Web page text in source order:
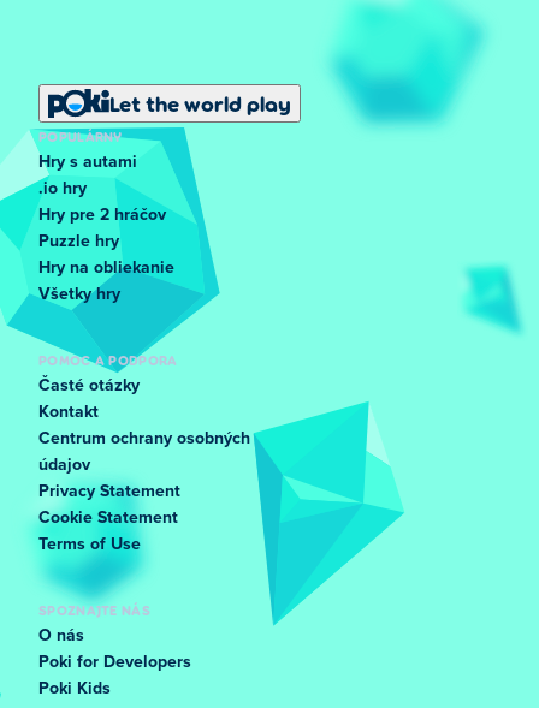
Let the world play
POPULÁRNY
Hry s autami
.io hry
Hry pre 2 hráčov
Puzzle hry
Hry na obliekanie
Všetky hry
POMOC A PODPORA
Časté otázky
Kontakt
Centrum ochrany osobných
údajov
Privacy Statement
Cookie Statement
Terms of Use
SPOZNAJTE NÁS
O nás
Poki for Developers
Poki Kids